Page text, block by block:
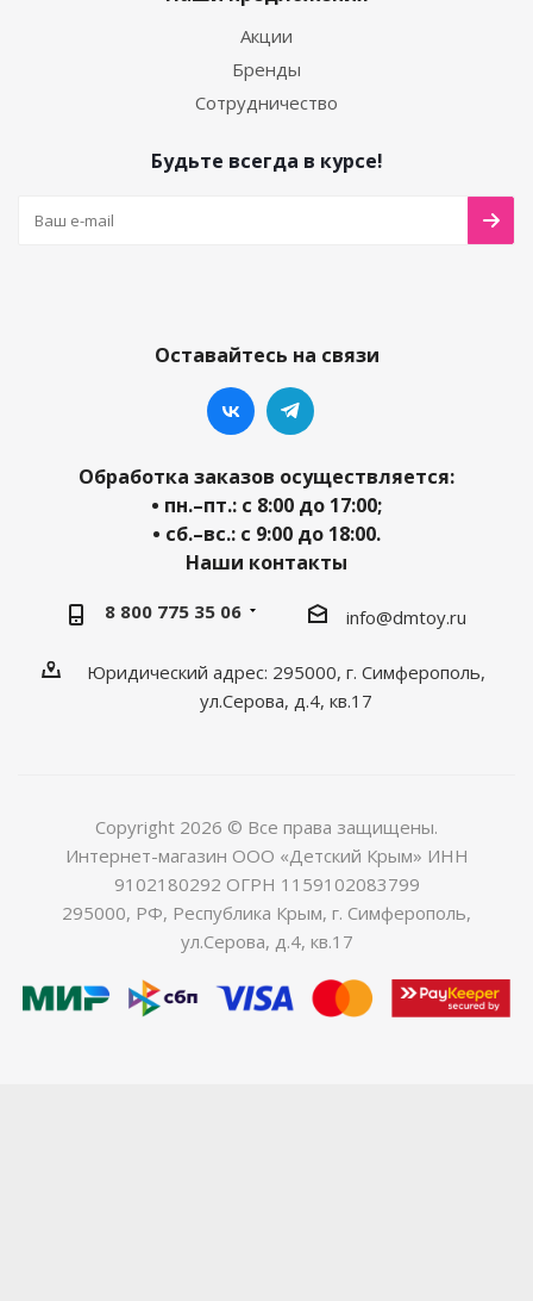
Акции
Бренды
Сотрудничество
Будьте всегда в курсе!
Оставайтесь на связи
Обработка заказов осуществляется:
• пн.–пт.: с 8:00 до 17:00;
• сб.–вс.: с 9:00 до 18:00.
Наши контакты
8 800 775 35 06 info@dmtoy.ru
Юридический адрес: 295000, г. Симферополь,
ул.Серова, д.4, кв.17
Copyright 2026 © Все права защищены.
Интернет-магазин ООО «Детский Крым» ИНН
9102180292 ОГРН 1159102083799
295000, РФ, Республика Крым, г. Симферополь,
ул.Серова, д.4, кв.17